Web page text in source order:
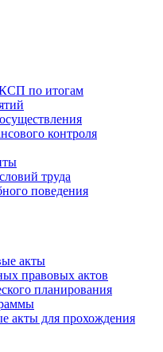
по итогам
контроля
труда
поведения
акты
правовых актов
планирования
акты для прохождения